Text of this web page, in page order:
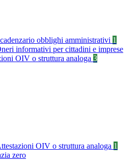
obblighi amministrativi 1
informativi per cittadini e imprese
OIV o struttura analoga 3
OIV o struttura analoga 1
zero